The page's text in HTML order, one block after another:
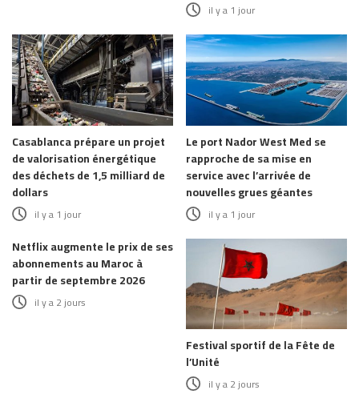
il y a 1 jour
Casablanca prépare un projet
de valorisation énergétique
des déchets de 1,5 milliard de
dollars
il y a 1 jour
Le port Nador West Med se
rapproche de sa mise en
service avec l’arrivée de
nouvelles grues géantes
il y a 1 jour
Netflix augmente le prix de ses
abonnements au Maroc à
partir de septembre 2026
il y a 2 jours
Festival sportif de la Fête de
l’Unité
il y a 2 jours